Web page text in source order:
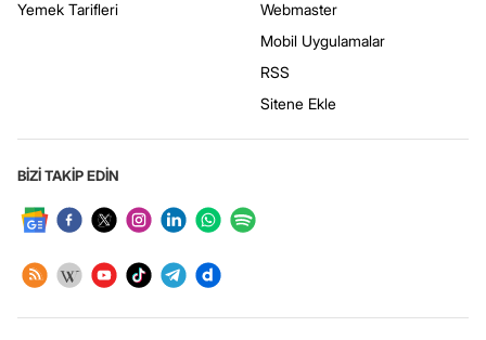
Yemek Tarifleri
Webmaster
Mobil Uygulamalar
RSS
Sitene Ekle
BİZİ TAKİP EDİN